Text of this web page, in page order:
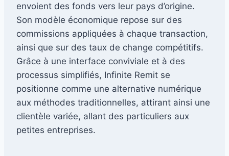
envoient des fonds vers leur pays d’origine.
Son modèle économique repose sur des
commissions appliquées à chaque transaction,
ainsi que sur des taux de change compétitifs.
Grâce à une interface conviviale et à des
processus simplifiés, Infinite Remit se
positionne comme une alternative numérique
aux méthodes traditionnelles, attirant ainsi une
clientèle variée, allant des particuliers aux
petites entreprises.